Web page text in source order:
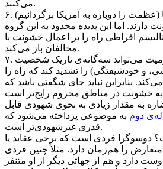
می‌کنند.
۶. در آمریکا طرفداران ماگا (عظمت را دوباره به آمریکا برگردانیم)
دارند. اما این پدیده محدود به این گروه
افراطی راه را بر اعمال خشونت با
مخالفان باز می‌کند.
۷. احساس محرومیت می‌تواند سه‌گانه‌ی تاریک شخصیت
و خودشیفتگی) را تشدید کند که راه را
بنابراین نباید جای شگفتی باشد که
به مقدار زیادی به نحوی شهودی قابل
دوم به موضوعی پرداخته می‌شود که
قدری غیرشهودی‌تر است.
دوسوگرا فردی است که برخی عقاید یا
را هم‌زمان دارد. مثلاً چنین فردی
دارد و هم از جهاتی دیگر از او متنفر